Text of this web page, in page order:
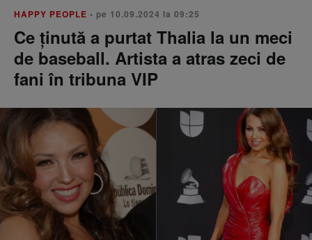
HAPPY PEOPLE • pe 10.09.2024 la 09:25
Ce ținută a purtat Thalia la un meci
de baseball. Artista a atras zeci de
fani în tribuna VIP